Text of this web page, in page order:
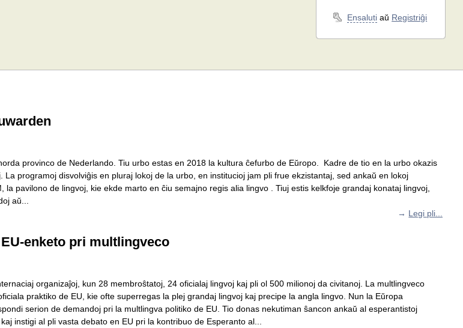
Ensaluti aŭ Registriĝi
provinco de Nederlando. Tiu urbo estas en 2018 la kultura ĉefurbo de Eŭropo. Kadre de tio en la urbo okazis
La programoj disvolviĝis en pluraj lokoj de la urbo, en institucioj jam pli frue ekzistantaj, sed ankaŭ en lokoj
la pavilono de lingvoj, kie ekde marto en ĉiu semajno regis alia lingvo . Tiuj estis kelkfoje grandaj konataj lingvoj,
aŭ...
→ Legi pli...
enketo pri multlingveco
organizaĵoj, kun 28 membroŝtatoj, 24 oficialaj lingvoj kaj pli ol 500 milionoj da civitanoj. La multlingveco
praktiko de EU, kie ofte superregas la plej grandaj lingvoj kaj precipe la angla lingvo. Nun la Eŭropa
serion de demandoj pri la multlingva politiko de EU. Tio donas nekutiman ŝancon ankaŭ al esperantistoj
instigi al pli vasta debato en EU pri la kontribuo de Esperanto al...